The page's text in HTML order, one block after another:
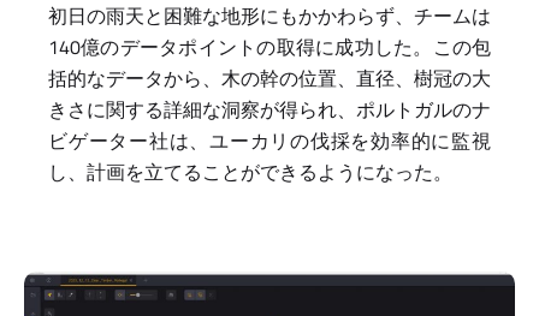
初日の雨天と困難な地形にもかかわらず、チームは
140億のデータポイントの取得に成功した。この包
括的なデータから、木の幹の位置、直径、樹冠の大
きさに関する詳細な洞察が得られ、ポルトガルのナ
ビゲーター社は、ユーカリの伐採を効率的に監視
し、計画を立てることができるようになった。